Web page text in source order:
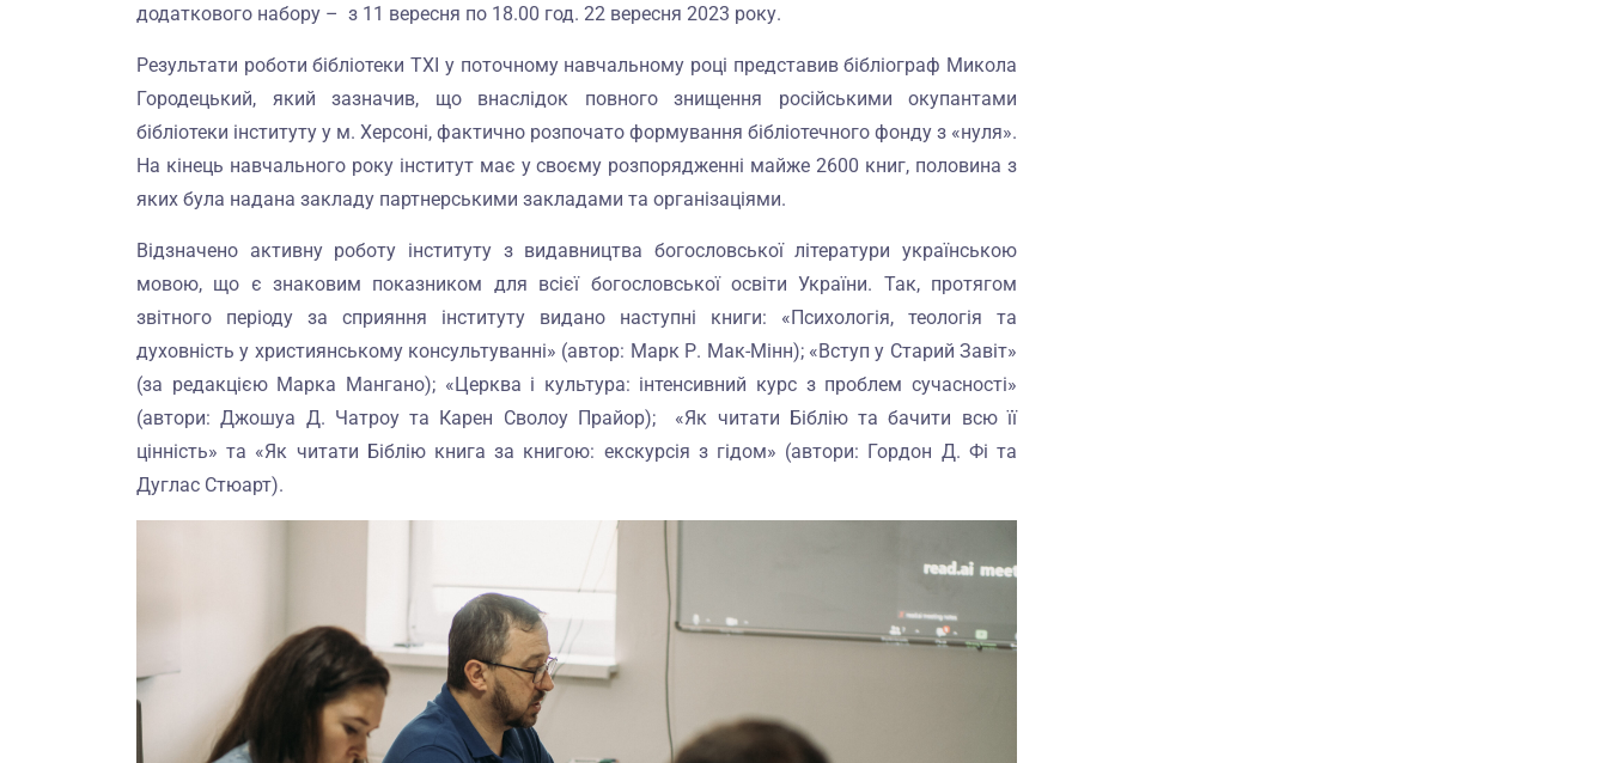
додаткового набору – з 11 вересня по 18.00 год. 22 вересня 2023 року.
Результати роботи бібліотеки ТХІ у поточному навчальному році представив бібліограф Микола
Городецький, який зазначив, що внаслідок повного знищення російськими окупантами
бібліотеки інституту у м. Херсоні, фактично розпочато формування бібліотечного фонду з «нуля».
На кінець навчального року інститут має у своєму розпорядженні майже 2600 книг, половина з
яких була надана закладу партнерськими закладами та організаціями.
Відзначено активну роботу інституту з видавництва богословської літератури українською
мовою, що є знаковим показником для всієї богословської освіти України. Так, протягом
звітного періоду за сприяння інституту видано наступні книги: «Психологія, теологія та
духовність у християнському консультуванні» (автор: Марк Р. Мак-Мінн); «Вступ у Старий Завіт»
(за редакцією Марка Мангано); «Церква і культура: інтенсивний курс з проблем сучасності»
(автори: Джошуа Д. Чатроу та Карен Сволоу Прайор); «Як читати Біблію та бачити всю її
цінність» та «Як читати Біблію книга за книгою: екскурсія з гідом» (автори: Гордон Д. Фі та
Дуглас Стюарт).